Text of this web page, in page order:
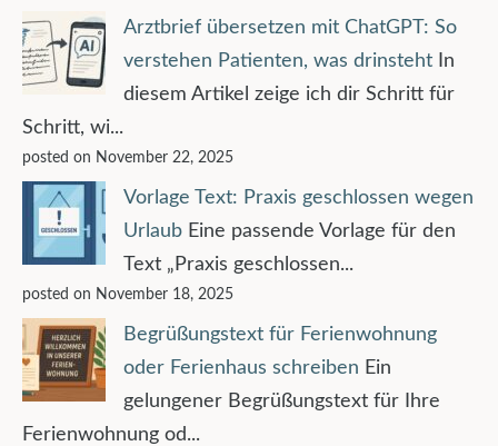
Arztbrief übersetzen mit ChatGPT: So
verstehen Patienten, was drinsteht
In
diesem Artikel zeige ich dir Schritt für
Schritt, wi...
posted on November 22, 2025
Vorlage Text: Praxis geschlossen wegen
Urlaub Eine passende Vorlage für den
Text „Praxis geschlossen...
posted on November 18, 2025
Begrüßungstext für Ferienwohnung
oder Ferienhaus schreiben Ein
gelungener Begrüßungstext für Ihre
Ferienwohnung od...